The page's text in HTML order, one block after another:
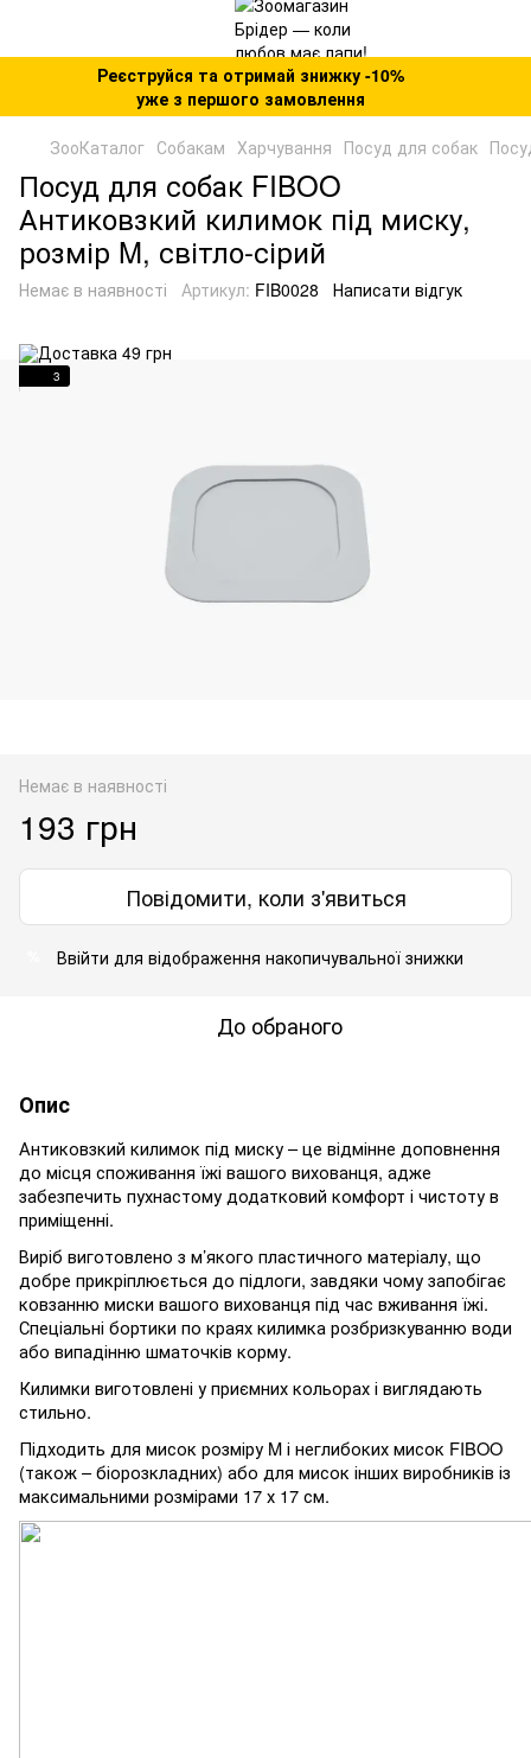
Реєструйся та отримай знижку -10%
уже з першого замовлення
ЗооКаталог Собакам Харчування Посуд для собак
Посуд для собак FIBOO
Антиковзкий килимок під миску,
розмір M, світло-сірий
Немає в наявності Артикул: FIB0028 Написати відгук
3
Немає в наявності
193 грн
Повідомити, коли з'явиться
Ввійти для відображення накопичувальної знижки
До обраного
Опис
Антиковзкий килимок під миску – це відмінне доповнення
до місця споживання їжі вашого вихованця, адже
забезпечить пухнастому додатковий комфорт і чистоту в
приміщенні.
Виріб виготовлено з м’якого пластичного матеріалу, що
добре прикріплюється до підлоги, завдяки чому запобігає
ковзанню миски вашого вихованця під час вживання їжі.
Спеціальні бортики по краях килимка розбризкуванню води
або випадінню шматочків корму.
Килимки виготовлені у приємних кольорах і виглядають
стильно.
Підходить для мисок розміру M і неглибоких мисок FIBOO
(також – біорозкладних) або для мисок інших виробників із
максимальними розмірами 17 х 17 см.